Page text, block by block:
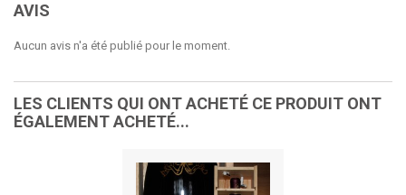
AVIS
Aucun avis n'a été publié pour le moment.
LES CLIENTS QUI ONT ACHETÉ CE PRODUIT ONT
ÉGALEMENT ACHETÉ...